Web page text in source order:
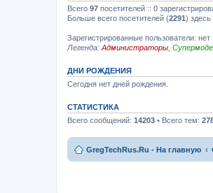
Всего 97 посетителей :: 0
Больше всего посетителей (2291)
Зарегистрированные пользователи:
Легенда: Администраторы
ДНИ РОЖДЕНИЯ
Сегодня нет дней рождения.
СТАТИСТИКА
Всего сообщений: 14203 • Всего тем:
GregTechRus.Ru - На главную